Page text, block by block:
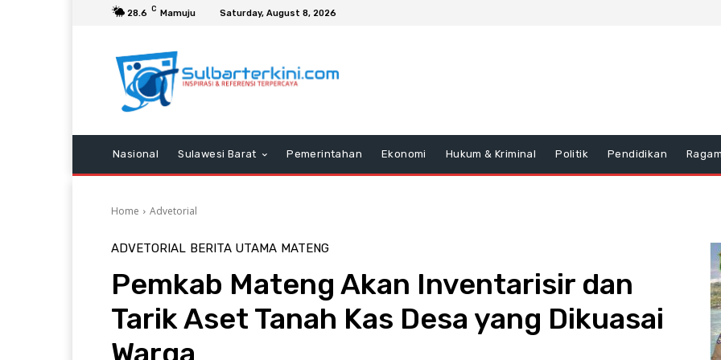
28.6 C Mamuju Saturday, August 8, 2026
Nasional Sulawesi Barat Pemerintahan Ekonomi Hukum & Kriminal Politik Pendidikan
Home Advetorial
ADVETORIAL BERITA UTAMA MATENG
Pemkab Mateng Akan Inventarisir dan
Tarik Aset Tanah Kas Desa yang Dikuasai
Warga